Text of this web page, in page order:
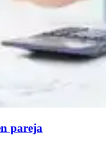
pareja